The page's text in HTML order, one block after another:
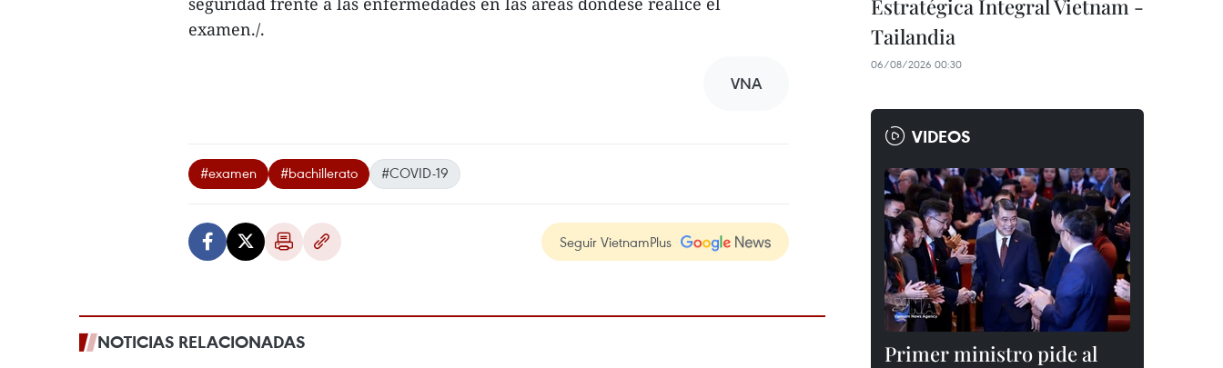
examen./.
VNA
#examen #bachillerato #COVID-19
Seguir VietnamPlus
NOTICIAS RELACIONADAS
Estratégica Integral Vietnam -
Tailandia
06/08/2026 00:30
VIDEOS
Primer ministro pide al